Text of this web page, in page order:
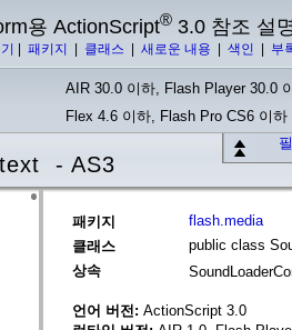
용 ActionScript® 3.0 참조 설
패키지 클래스 새로운 내용 색인 부
AIR 30.0 이하, Flash Player 30.0
Flex 4.6 이하, Flash Pro CS6 이하
- AS3
패키지
flash.media
클래스
public class
상속
언어 버전: ActionScript 3.0